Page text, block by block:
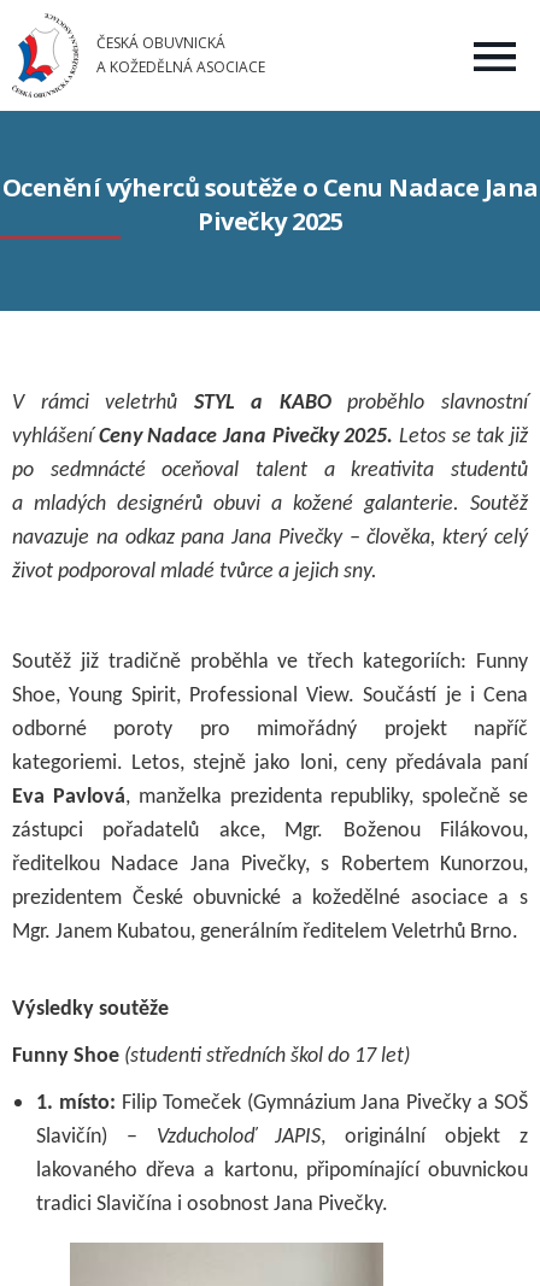
ČESKÁ OBUVNICKÁ
A KOŽEDĚLNÁ ASOCIACE
Ocenění výherců soutěže o Cenu Nadace Jana
Pivečky 2025
V rámci veletrhů STYL a KABOproběhlo slavnostní
vyhlášeníCeny Nadace Jana Pivečky 2025.Letos se tak již
po sedmnácté oceňoval talent a kreativita studentů
a mladých designérů obuvi a kožené galanterie. Soutěž
navazuje na odkaz pana Jana Pivečky – člověka, který celý
život podporoval mladé tvůrce a jejich sny.
Soutěž již tradičně proběhla ve třech kategoriích: Funny
Shoe, Young Spirit, Professional View. Součástí je i Cena
odborné poroty pro mimořádný projekt napříč
kategoriemi. Letos, stejně jako loni, ceny předávala paní
Eva Pavlová, manželka prezidenta republiky, společně se
zástupci pořadatelů akce, Mgr. Boženou Filákovou,
ředitelkou Nadace Jana Pivečky, s Robertem Kunorzou,
prezidentem České obuvnické a kožedělné asociace a s
Mgr. Janem Kubatou, generálním ředitelem Veletrhů Brno.
Výsledky soutěže
Funny Shoe (studenti středních škol do 17 let)
1. místo: Filip Tomeček (Gymnázium Jana Pivečky a SOŠ
Slavičín) – Vzducholoď JAPIS, originální objekt z
lakovaného dřeva a kartonu, připomínající obuvnickou
tradici Slavičína i osobnost Jana Pivečky.